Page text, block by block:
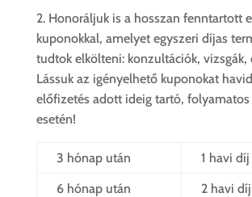
2. Honoráljuk is a hosszan fenntartott
kuponokkal, amelyet egyszeri díjas
tudtok elkölteni: konzultációk, vizsgák,
Lássuk az igényelhető kuponokat
előfizetés adott ideig tartó,
esetén!
3 hónap után
1 havi díj
6 hónap után
2 havi díj